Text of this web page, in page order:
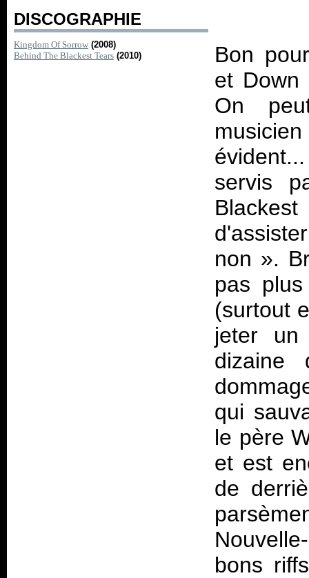
DISCOGRAPHIE
Kingdom Of Sorrow (2008)
Behind The Blackest Tears (2010)
Bon
et Down
On
servis
Blackest
non ».
pas
(surtout
jeter un
dizaine
qui
le père
et est
de
bons